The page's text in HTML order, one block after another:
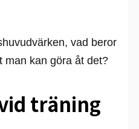
vad beror
man kan göra åt det?
träning